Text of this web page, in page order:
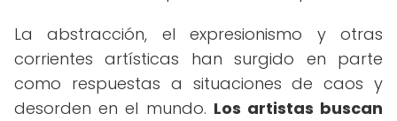
La abstracción, el expresionismo y otras
corrientes artísticas han surgido en parte
como respuestas a situaciones de caos y
desorden en el mundo. Los artistas buscan